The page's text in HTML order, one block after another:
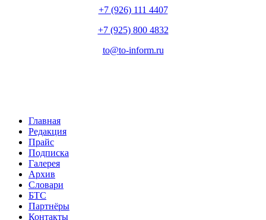
+7 (926) 111 4407
+7 (925) 800 4832
to​@​to-inform.ru
Главная
Редакция
Прайс
Подписка
Галерея
Архив
Словари
БТС
Партнёры
Контакты